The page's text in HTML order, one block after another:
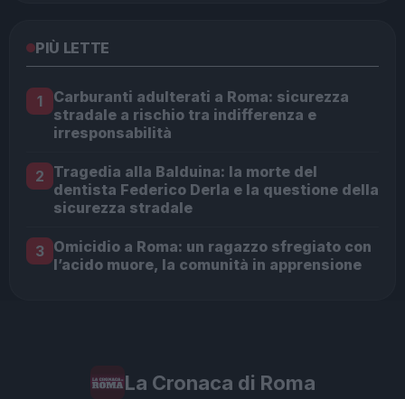
PIÙ LETTE
1
Carburanti adulterati a Roma: sicurezza
stradale a rischio tra indifferenza e
irresponsabilità
2 Tragedia alla Balduina: la morte del
dentista Federico Derla e la questione della
sicurezza stradale
3 Omicidio a Roma: un ragazzo sfregiato con
l’acido muore, la comunità in apprensione
La Cronaca di Roma